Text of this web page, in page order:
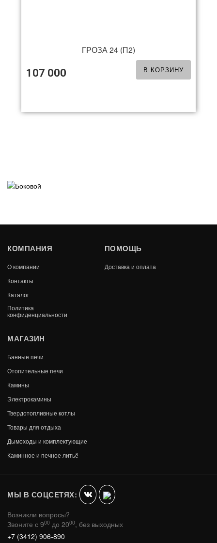
ГРОЗА 24 (П2)
107 000 В КОРЗИНУ
КОМПАНИЯ
О компании
Контакты
Каталог
Политика
конфиденциальности
ПОМОЩЬ
Доставка и оплата
МАГАЗИН
Банные печи
Отопительные печи
Камины
Электрокамины
Твердотопливные котлы
Товары для отдыха
Дымоходы и комплектующие
Каминное и печное литьё
МЫ В СОЦСЕТЯХ:
Возникли вопросы?
Звоните с 900 до 2000, без выходных
+7 (3412) 906-890